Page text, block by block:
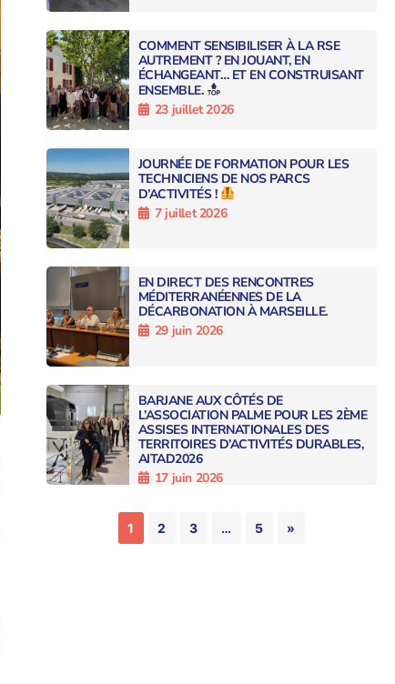
COMMENT SENSIBILISER À LA RSE
AUTREMENT ? EN JOUANT, EN
ÉCHANGEANT… ET EN CONSTRUISANT
ENSEMBLE.
23 juillet 2026
JOURNÉE DE FORMATION POUR LES
TECHNICIENS DE NOS PARCS
D’ACTIVITÉS !
7 juillet 2026
EN DIRECT DES RENCONTRES
MÉDITERRANÉENNES DE LA
DÉCARBONATION À MARSEILLE.
29 juin 2026
BARJANE AUX CÔTÉS DE
L’ASSOCIATION PALME POUR LES 2ÈME
ASSISES INTERNATIONALES DES
TERRITOIRES D’ACTIVITÉS DURABLES,
AITAD2026
17 juin 2026
1 2 3 … 5 »